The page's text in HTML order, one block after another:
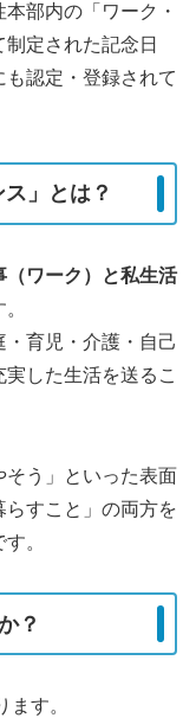
部内の「ワーク・
定された記念日
認定・登録されて
」とは？
（ワーク）と私生活
育児・介護・自己
した生活を送るこ
そう」といった表面
すこと」の両方を
。
？
す。